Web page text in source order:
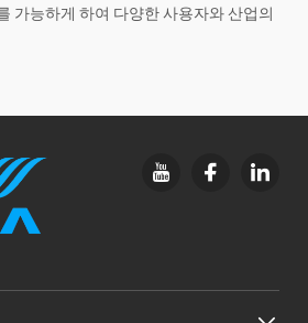
가능하게 하여 다양한 사용자와 산업의